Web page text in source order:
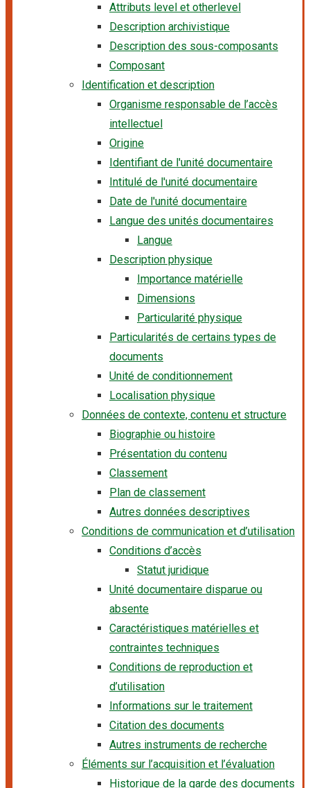
Attributs level et otherlevel
Description archivistique
Description des sous-composants
Composant
Identification et description
Organisme responsable de l’accès
intellectuel
Origine
Identifiant de l'unité documentaire
Intitulé de l'unité documentaire
Date de l'unité documentaire
Langue des unités documentaires
Langue
Description physique
Importance matérielle
Dimensions
Particularité physique
Particularités de certains types de
documents
Unité de conditionnement
Localisation physique
Données de contexte, contenu et structure
Biographie ou histoire
Présentation du contenu
Classement
Plan de classement
Autres données descriptives
Conditions de communication et d’utilisation
Conditions d’accès
Statut juridique
Unité documentaire disparue ou
absente
Caractéristiques matérielles et
contraintes techniques
Conditions de reproduction et
d’utilisation
Informations sur le traitement
Citation des documents
Autres instruments de recherche
Éléments sur l’acquisition et l’évaluation
Historique de la garde des documents